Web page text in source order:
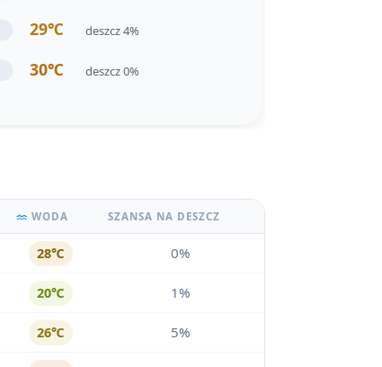
29℃ deszcz 4%
30℃ deszcz 0%
WODA SZANSA NA DESZCZ
28℃ 0%
20℃ 1%
26℃ 5%